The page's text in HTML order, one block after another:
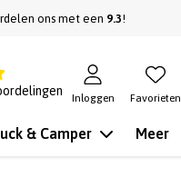
ons met een 9.3!
Inloggen Favorieten
& Camper Meer